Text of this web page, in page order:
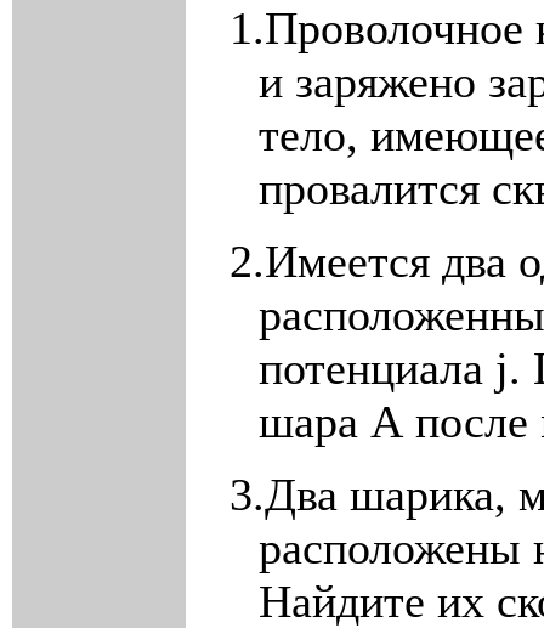
1.Проволочное
и заряжено
тело,
провалится
2.Имеется два
потенциала j.
шара А после
3.Два шарика,
расположены
Найдите их